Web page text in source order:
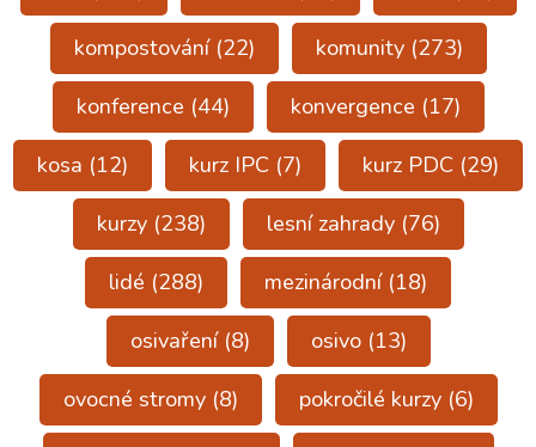
kompostování(22) komunity(273)
konference (44) konvergence (17)
kosa (12) kurz IPC (7) kurz PDC (29)
kurzy(238) lesní zahrady(76)
lidé (288) mezinárodní(18)
osivaření(8) osivo(13)
ovocné stromy(8) pokročilé kurzy(6)